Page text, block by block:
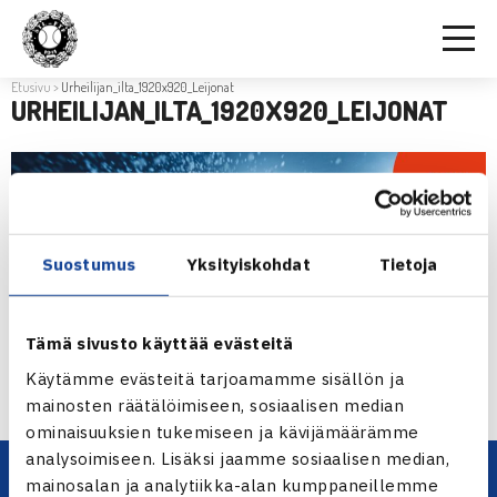
Suostumus Yksityiskohdat Tietoja
Tämä sivusto käyttää evästeitä
Käytämme evästeitä tarjoamamme sisällön ja
mainosten räätälöimiseen, sosiaalisen median
ominaisuuksien tukemiseen ja kävijämäärämme
analysoimiseen. Lisäksi jaamme sosiaalisen median,
mainosalan ja analytiikka-alan kumppaneillemme
Etusivu > Urheilijan_ilta_1920x920_Leijonat
URHEILIJAN_ILTA_1920X920_LEIJONAT